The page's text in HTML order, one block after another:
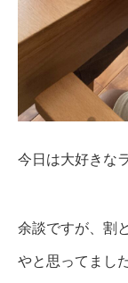
今日は大好きな
余談ですが、割
やと思ってました